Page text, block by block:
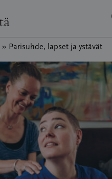
» Parisuhde, lapset ja ystävät